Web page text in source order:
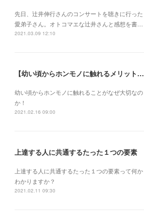
先日、辻井伸行さんのコンサートを 聴きに行った
愛弟子さん。 オトコマエな辻井さんと 感想を書…
2021.03.09 12:10
【幼い頃からホンモノに触れるメリットとは？】
幼い頃からホンモノに 触れることがなぜ大切なの
か！
2021.02.16 09:00
上達する人に共通するたった１つの要素
上達する人に共通するたった１つの要素って何か
わかりますか？
2021.02.11 09:30